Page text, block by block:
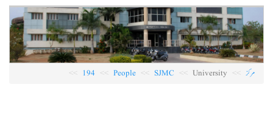
مرکز SJMC
People
194